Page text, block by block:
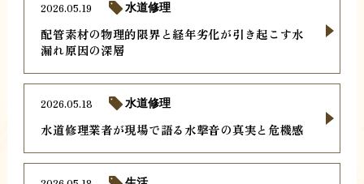
配管素材の物理的限界と経年劣化が引き起こす水
漏れ原因の深層
2026.05.19 水道修理
水道修理業者が現場で語る水撃音の真実と危機感
2026.05.18 水道修理